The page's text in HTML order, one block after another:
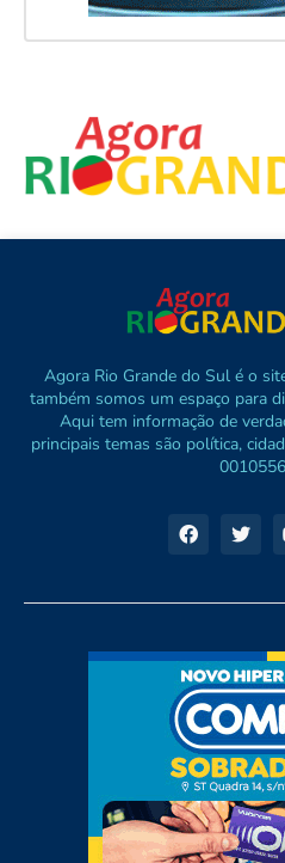
Agora Rio Grande do Sul é o
também somos um espaço para
Aqui tem informação de
principais temas são política,